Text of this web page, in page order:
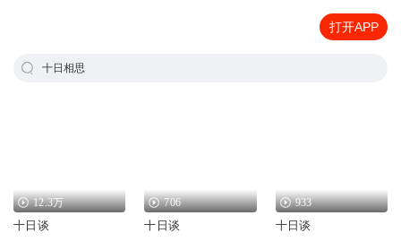
打开APP
十日相思
12.3万
十日谈
706
十日谈
933
十日谈